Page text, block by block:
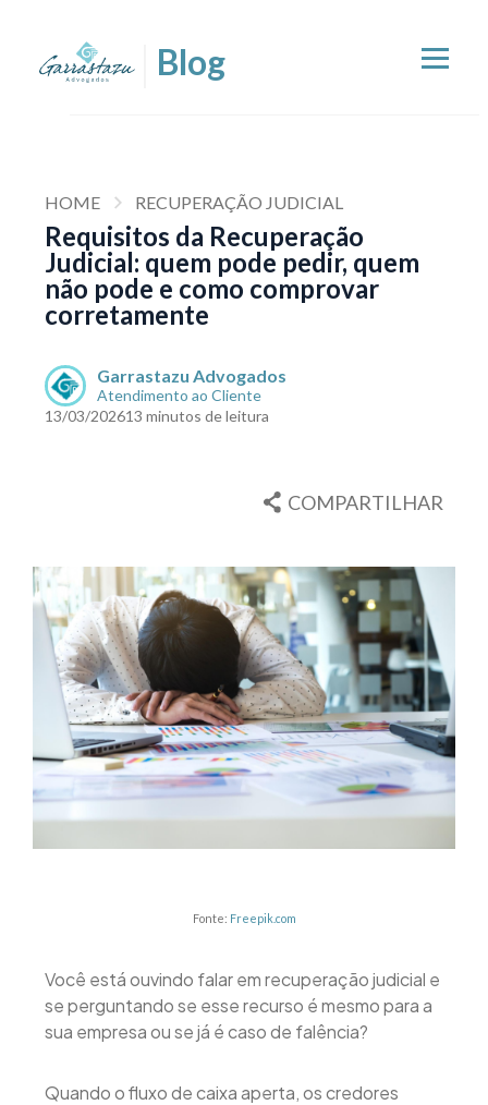
HOME RECUPERAÇÃO JUDICIAL
Requisitos da Recuperação
Judicial: quem pode pedir, quem
não pode e como comprovar
corretamente
Garrastazu Advogados
Atendimento ao Cliente
13/03/202613 minutos de leitura
COMPARTILHAR
Fonte: Freepik.com
Você está ouvindo falar em recuperação judicial e
se perguntando se esse recurso é mesmo para a
sua empresa ou se já é caso de falência?
Quando o fluxo de caixa aperta, os credores